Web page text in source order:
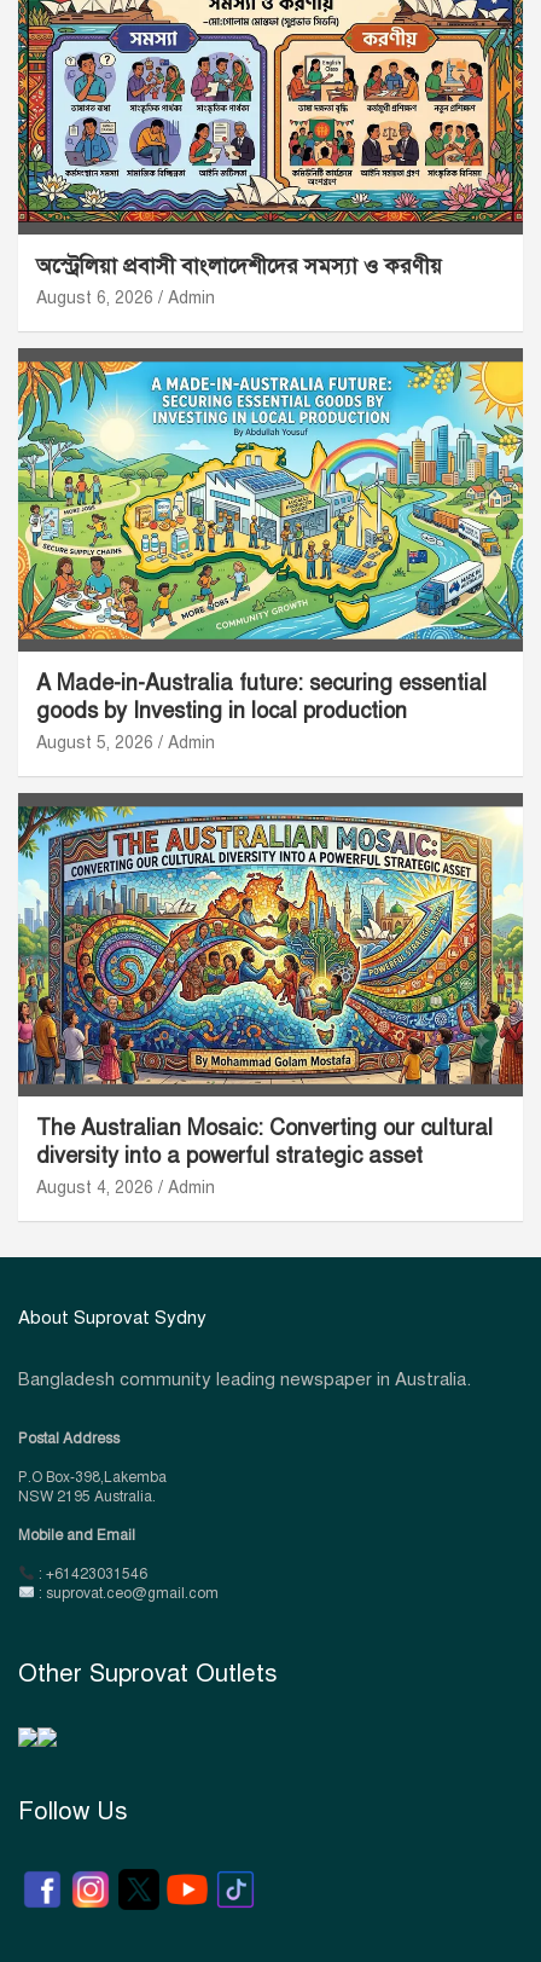
অস্ট্রেলিয়া প্রবাসী বাংলাদেশীদের সমস্যা ও করণীয়
August 6, 2026 Admin
A Made-in-Australia future: securing essential
goods by Investing in local production
August 5, 2026 Admin
The Australian Mosaic: Converting our cultural
diversity into a powerful strategic asset
August 4, 2026 Admin
About Suprovat Sydny
Bangladesh community leading newspaper in Australia.
Postal Address
P.O Box-398,Lakemba
NSW 2195 Australia.
Mobile and Email
: +61423031546
: suprovat.ceo@gmail.com
Other Suprovat Outlets
Follow Us